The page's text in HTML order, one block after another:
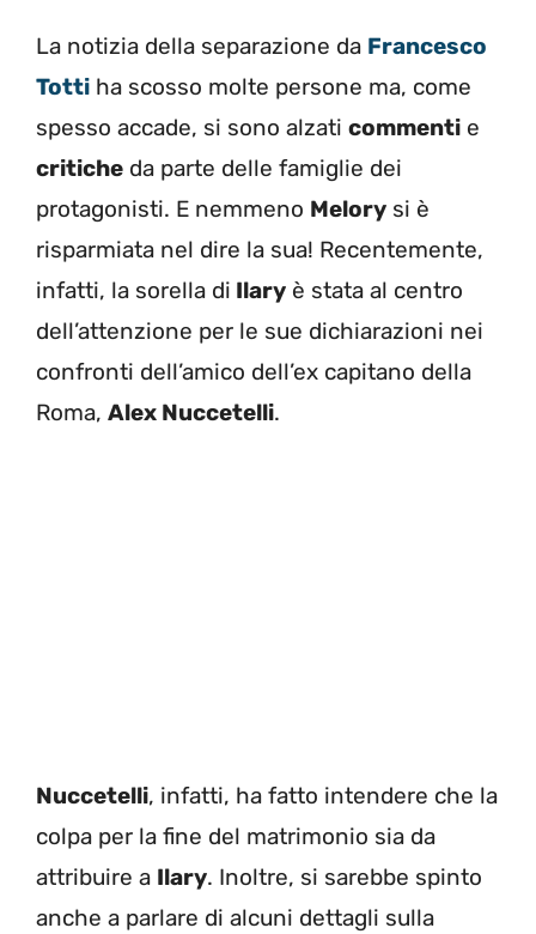
La notizia della separazione da Francesco
Totti ha scosso molte persone ma, come
spesso accade, si sono alzati commenti e
critiche da parte delle famiglie dei
protagonisti. E nemmeno Melory si è
risparmiata nel dire la sua! Recentemente,
infatti, la sorella di Ilary è stata al centro
dell’attenzione per le sue dichiarazioni nei
confronti dell’amico dell’ex capitano della
Roma, Alex Nuccetelli.
Nuccetelli, infatti, ha fatto intendere che la
colpa per la fine del matrimonio sia da
attribuire a Ilary. Inoltre, si sarebbe spinto
anche a parlare di alcuni dettagli sulla